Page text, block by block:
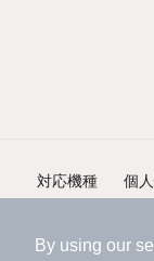
By using our
対応機種 個